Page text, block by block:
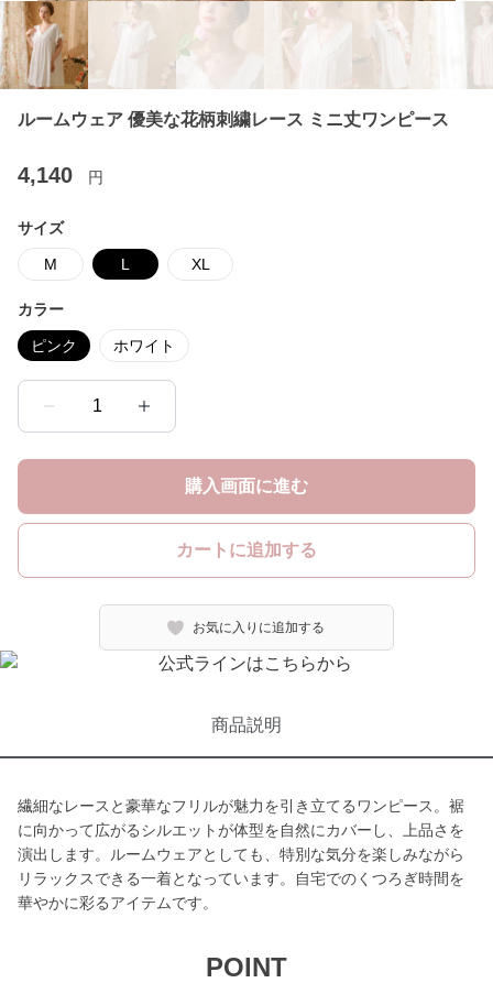
ルームウェア 優美な花柄刺繍レース ミニ丈ワンピース
4,140 円
サイズ
M L XL
カラー
ピンク ホワイト
1
購入画面に進む
カートに追加する
お気に入りに追加する
商品説明
繊細なレースと豪華なフリルが魅力を引き立てるワンピース。裾
に向かって広がるシルエットが体型を自然にカバーし、上品さを
演出します。ルームウェアとしても、特別な気分を楽しみながら
リラックスできる一着となっています。自宅でのくつろぎ時間を
華やかに彩るアイテムです。
POINT